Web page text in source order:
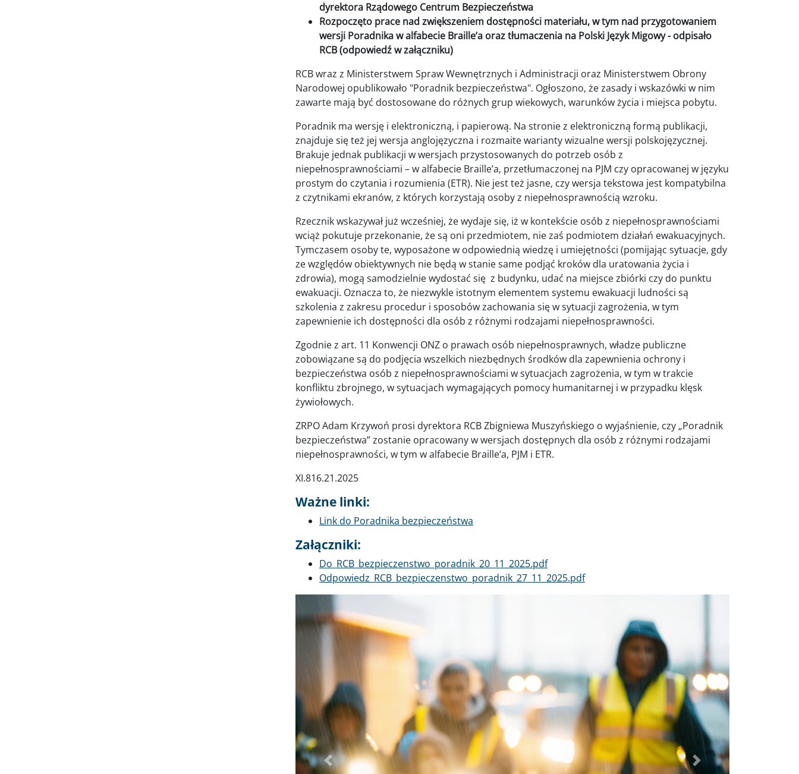
dyrektora Rządowego Centrum Bezpieczeństwa
Rozpoczęto prace nad zwiększeniem dostępności materiału, w tym nad przygotowaniem
wersji Poradnika w alfabecie Braille’a oraz tłumaczenia na Polski Język Migowy - odpisało
RCB (odpowiedź w załączniku)
RCB wraz z Ministerstwem Spraw Wewnętrznych i Administracji oraz Ministerstwem Obrony
Narodowej opublikowało "Poradnik bezpieczeństwa". Ogłoszono, że zasady i wskazówki w nim
zawarte mają być dostosowane do różnych grup wiekowych, warunków życia i miejsca pobytu.
Poradnik ma wersję i elektroniczną, i papierową. Na stronie z elektroniczną formą publikacji,
znajduje się też jej wersja anglojęzyczna i rozmaite warianty wizualne wersji polskojęzycznej.
Brakuje jednak publikacji w wersjach przystosowanych do potrzeb osób z
niepełnosprawnościami – w alfabecie Braille’a, przetłumaczonej na PJM czy opracowanej w języku
prostym do czytania i rozumienia (ETR). Nie jest też jasne, czy wersja tekstowa jest kompatybilna
z czytnikami ekranów, z których korzystają osoby z niepełnosprawnością wzroku.
Rzecznik wskazywał już wcześniej, że wydaje się, iż w kontekście osób z niepełnosprawnościami
wciąż pokutuje przekonanie, że są oni przedmiotem, nie zaś podmiotem działań ewakuacyjnych.
Tymczasem osoby te, wyposażone w odpowiednią wiedzę i umiejętności (pomijając sytuacje, gdy
ze względów obiektywnych nie będą w stanie same podjąć kroków dla uratowania życia i
zdrowia), mogą samodzielnie wydostać się z budynku, udać na miejsce zbiórki czy do punktu
ewakuacji. Oznacza to, że niezwykle istotnym elementem systemu ewakuacji ludności są
szkolenia z zakresu procedur i sposobów zachowania się w sytuacji zagrożenia, w tym
zapewnienie ich dostępności dla osób z różnymi rodzajami niepełnosprawności.
Zgodnie z art. 11 Konwencji ONZ o prawach osób niepełnosprawnych, władze publiczne
zobowiązane są do podjęcia wszelkich niezbędnych środków dla zapewnienia ochrony i
bezpieczeństwa osób z niepełnosprawnościami w sytuacjach zagrożenia, w tym w trakcie
konfliktu zbrojnego, w sytuacjach wymagających pomocy humanitarnej i w przypadku klęsk
żywiołowych.
ZRPO Adam Krzywoń prosi dyrektora RCB Zbigniewa Muszyńskiego o wyjaśnienie, czy „Poradnik
bezpieczeństwa” zostanie opracowany w wersjach dostępnych dla osób z różnymi rodzajami
niepełnosprawności, w tym w alfabecie Braille’a, PJM i ETR.
XI.816.21.2025
Ważne linki:
Link do Poradnika bezpieczeństwa
Załączniki:
Dokument
Do_RCB_bezpieczenstwo_poradnik_20_11_2025.pdf
Dokument
Odpowiedz_RCB_bezpieczenstwo_poradnik_27_11_2025.pdf
Poprzednie Dalej